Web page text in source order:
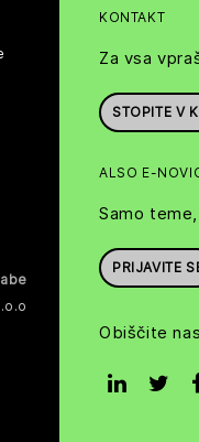
KONTAKT
Za vsa
STOPITE V
ALSO E-
Samo
PRIJAVITE
Obiščite